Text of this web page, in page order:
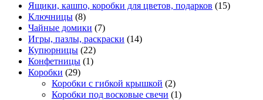
Ящики, кашпо, коробки для цветов, подарков (15)
Ключницы (8)
Чайные домики (7)
Игры, пазлы, раскраски (14)
Купюрницы (22)
Конфетницы (1)
Коробки (29)
Коробки с гибкой крышкой (2)
Коробки под восковые свечи (1)